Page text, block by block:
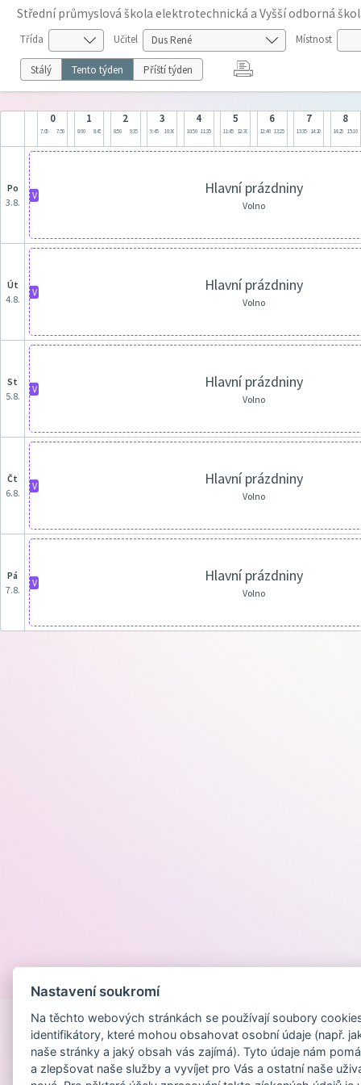
Střední průmyslová škola elektrotechnická a Vyšší odborná
Třída Učitel Místnost
Stálý Tento týden Příští týden
0
7:05 7:50
1
8:00 8:45
2
8:50 9:35
3
9:45 10:30
4
10:50 11:35
5
11:45 12:30
6
12:40 13:25
7
13:35 14:20
8
14:25 15:10
po
3.8.
V Hlavní prázdniny
Volno
út
4.8.
V Hlavní prázdniny
Volno
st
5.8.
V Hlavní prázdniny
Volno
čt
6.8.
V Hlavní prázdniny
Volno
pá
7.8.
V Hlavní prázdniny
Volno
Nastavení soukromí
Na těchto webových stránkách se používají soubory
identifikátory, které mohou obsahovat osobní údaje (např.
naše stránky a jaký obsah vás zajímá). Tyto údaje nám
a zlepšovat naše služby a vyvíjet pro Vás a ostatní naše